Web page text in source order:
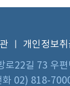
개인정보취
로22길 73 우
화 02) 818-